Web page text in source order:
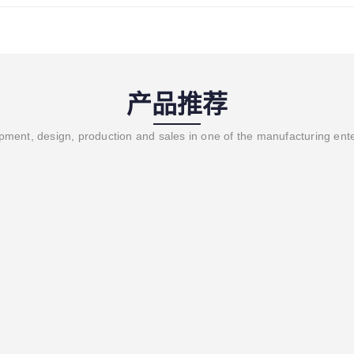
产品推荐
design, production and sales in one of the manufacturing